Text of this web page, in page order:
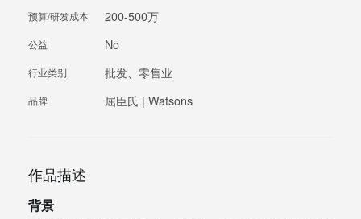
预算/研发成本 200-500万
公益 No
行业类别 批发、零售业
品牌 屈臣氏 | Watsons
作品描述
背景